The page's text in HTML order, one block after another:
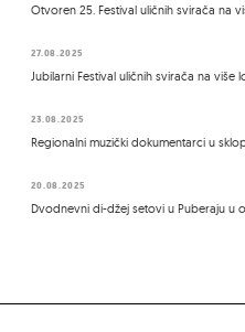
Otvoren 25. Festival uličnih svirača na
27.08.2025
Jubilarni Festival uličnih svirača na više
23.08.2025
Regionalni muzički dokumentarci u
20.08.2025
Dvodnevni di-džej setovi u Puberaju u